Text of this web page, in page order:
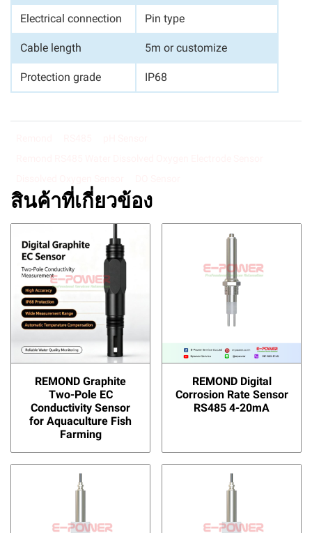
Electrical connection Pin type
Cable length 5m or customize
Protection grade IP68
สินค้าที่เกี่ยวข้อง
REMOND Graphite
Two-Pole EC
Conductivity Sensor
for Aquaculture Fish
Farming
REMOND Digital
Corrosion Rate Sensor
RS485 4-20mA